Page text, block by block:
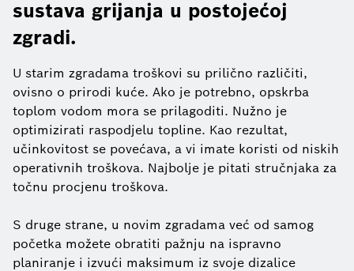
sustava grijanja u postojećoj
zgradi.
U starim zgradama troškovi su prilično različiti,
ovisno o prirodi kuće. Ako je potrebno, opskrba
toplom vodom mora se prilagoditi. Nužno je
optimizirati raspodjelu topline. Kao rezultat,
učinkovitost se povećava, a vi imate koristi od niskih
operativnih troškova. Najbolje je pitati stručnjaka za
točnu procjenu troškova.
S druge strane, u novim zgradama već od samog
početka možete obratiti pažnju na ispravno
planiranje i izvući maksimum iz svoje dizalice